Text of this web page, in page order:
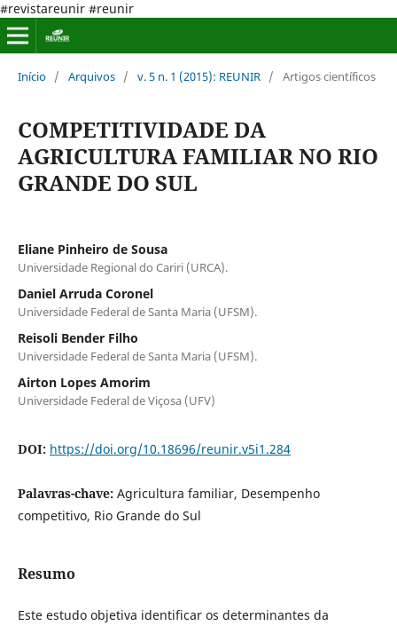
#revistareunir #reunir
Início / Arquivos / v. 5 n. 1 (2015): REUNIR / Artigos científicos
COMPETITIVIDADE DA
AGRICULTURA FAMILIAR NO RIO
GRANDE DO SUL
Eliane Pinheiro de Sousa
Universidade Regional do Cariri (URCA).
Daniel Arruda Coronel
Universidade Federal de Santa Maria (UFSM).
Reisoli Bender Filho
Universidade Federal de Santa Maria (UFSM).
Airton Lopes Amorim
Universidade Federal de Viçosa (UFV)
DOI: https://doi.org/10.18696/reunir.v5i1.284
Palavras-chave: Agricultura familiar, Desempenho
competitivo, Rio Grande do Sul
Resumo
Este estudo objetiva identificar os determinantes da